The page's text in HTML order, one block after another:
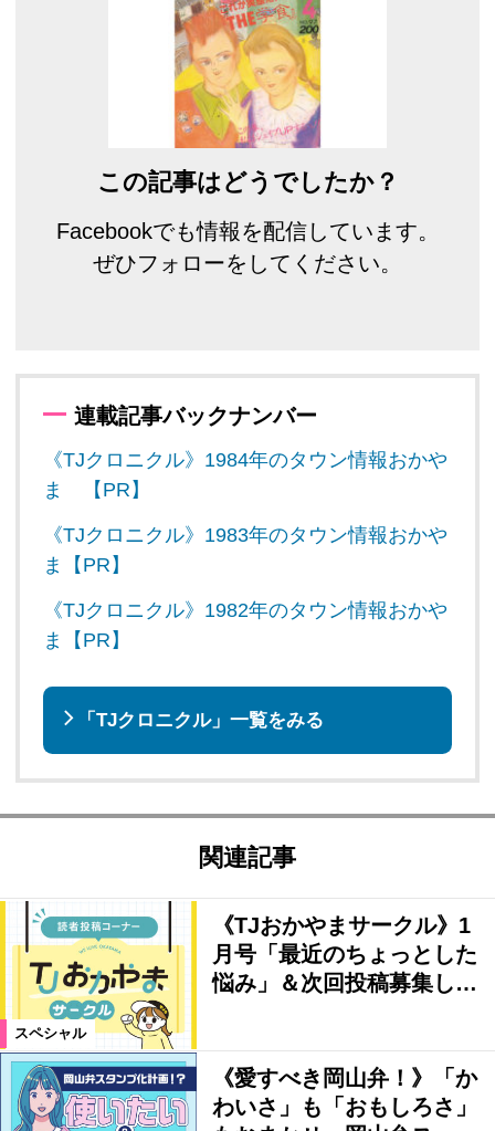
この記事はどうでしたか？
Facebookでも情報を配信しています。
ぜひフォローをしてください。
連載記事バックナンバー
《TJクロニクル》1984年のタウン情報おかや
ま 【PR】
《TJクロニクル》1983年のタウン情報おかや
ま【PR】
《TJクロニクル》1982年のタウン情報おかや
ま【PR】
「TJクロニクル」一覧をみる
関連記事
スペシャル
《TJおかやまサークル》1
月号「最近のちょっとした
悩み」＆次回投稿募集し…
《愛すべき岡山弁！》「か
わいさ」も「おもしろさ」